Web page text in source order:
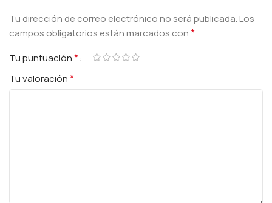
Tu dirección de correo electrónico no será publicada.Los
campos obligatorios están marcados con*
Tu puntuación*
Tu valoración*